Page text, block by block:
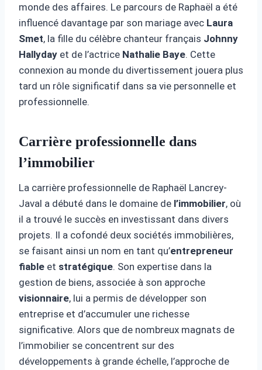
monde des affaires. Le parcours de Raphaël a été
influencé davantage par son mariage avec Laura
Smet, la fille du célèbre chanteur français Johnny
Hallyday et de l’actrice Nathalie Baye. Cette
connexion au monde du divertissement jouera plus
tard un rôle significatif dans sa vie personnelle et
professionnelle.
Carrière professionnelle dans
l’immobilier
La carrière professionnelle de Raphaël Lancrey-
Javal a débuté dans le domaine de l’immobilier, où
il a trouvé le succès en investissant dans divers
projets. Il a cofondé deux sociétés immobilières,
se faisant ainsi un nom en tant qu’entrepreneur
fiable et stratégique. Son expertise dans la
gestion de biens, associée à son approche
visionnaire, lui a permis de développer son
entreprise et d’accumuler une richesse
significative. Alors que de nombreux magnats de
l’immobilier se concentrent sur des
développements à grande échelle, l’approche de